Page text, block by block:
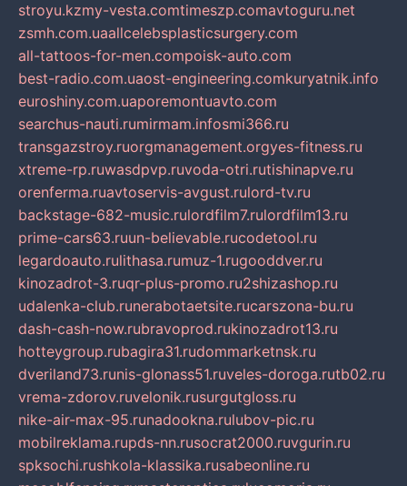
stroyu.kzmy-vesta.comtimeszp.comavtoguru.net
zsmh.com.uaallcelebsplasticsurgery.com
all-tattoos-for-men.compoisk-auto.com
best-radio.com.uaost-engineering.comkuryatnik.info
euroshiny.com.uaporemontuavto.com
searchus-nauti.rumirmam.infosmi366.ru
transgazstroy.ruorgmanagement.orgyes-fitness.ru
xtreme-rp.ruwasdpvp.ruvoda-otri.rutishinapve.ru
orenferma.ruavtoservis-avgust.rulord-tv.ru
backstage-682-music.rulordfilm7.rulordfilm13.ru
prime-cars63.ruun-believable.rucodetool.ru
legardoauto.rulithasa.rumuz-1.rugooddver.ru
kinozadrot-3.ruqr-plus-promo.ru2shizashop.ru
udalenka-club.runerabotaetsite.rucarszona-bu.ru
dash-cash-now.rubravoprod.rukinozadrot13.ru
hotteygroup.rubagira31.rudommarketnsk.ru
dveriland73.runis-glonass51.ruveles-doroga.rutb02.ru
vrema-zdorov.ruvelonik.rusurgutgloss.ru
nike-air-max-95.runadookna.rulubov-pic.ru
mobilreklama.rupds-nn.rusocrat2000.ruvgurin.ru
spksochi.rushkola-klassika.rusabeonline.ru